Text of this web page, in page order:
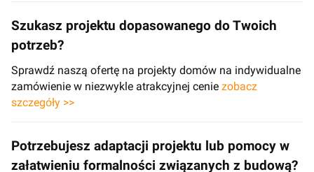
Szukasz projektu dopasowanego do Twoich
potrzeb?
Sprawdź naszą ofertę na projekty domów na indywidualne
zamówienie w niezwykle atrakcyjnej cenie zobacz
szczegóły >>
Potrzebujesz adaptacji projektu lub pomocy w
załatwieniu formalności związanych z budową?